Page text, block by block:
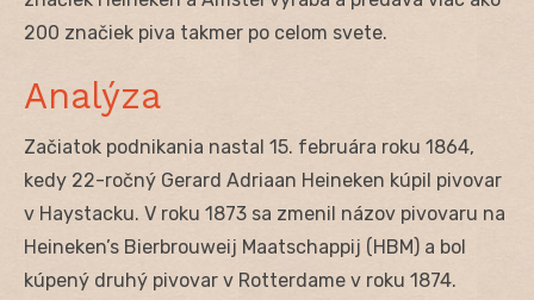
200 značiek piva takmer po celom svete.
Analýza
Začiatok podnikania nastal 15. februára roku 1864,
kedy 22-ročný Gerard Adriaan Heineken kúpil pivovar
v Haystacku. V roku 1873 sa zmenil názov pivovaru na
Heineken’s Bierbrouweij Maatschappij (HBM) a bol
kúpený druhý pivovar v Rotterdame v roku 1874.